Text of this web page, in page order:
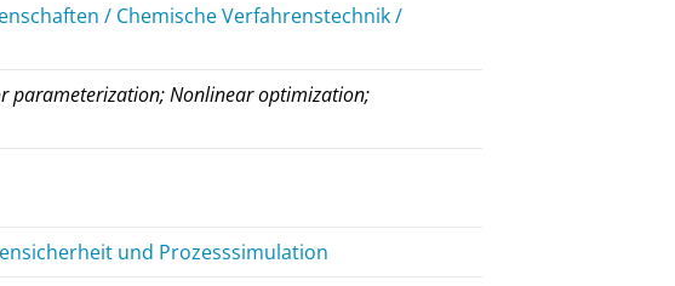
/ Chemische Verfahrenstechnik /
parameterization; Nonlinear optimization;
und Prozesssimulation